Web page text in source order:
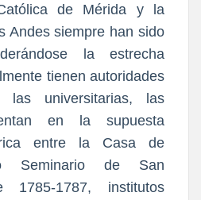
de Mérida y la
Andes siempre han sido
la estrecha
tienen autoridades
las universitarias, las
en la supuesta
entre la Casa de
Seminario de San
1785-1787, institutos